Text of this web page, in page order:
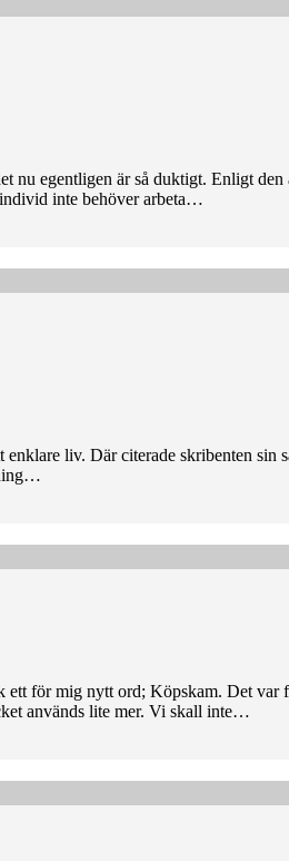
egentligen är så duktigt. Enligt
inte behöver arbeta…
liv. Där citerade skribenten
för mig nytt ord; Köpskam. Det
används lite mer. Vi skall inte…